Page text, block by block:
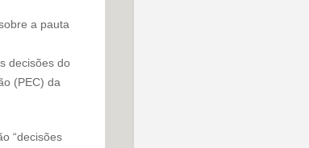
a pauta
decisões do
(PEC) da
“decisões